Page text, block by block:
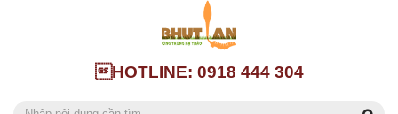
HOTLINE: 0918 444 304